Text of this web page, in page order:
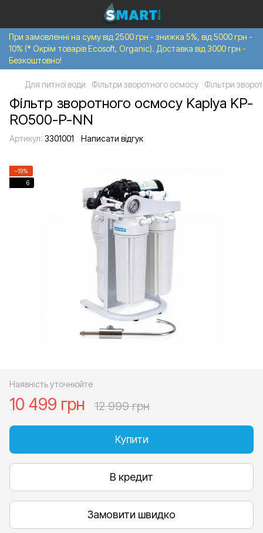
При замовленні на суму від 2500 грн - знижка 5%, від 5000 грн -
10% (* Окрім товарів Ecosoft, Organic). Доставка від 3000 грн -
Безкоштовно!
Для питної води Фільтри зворотного осмосу Фільтри
Фільтр зворотного осмосу Kaplya KP-
RO500-P-NN
Артикул: 3301001 Написати відгук
−19%
6
Наявність уточнюйте
10 499 грн 12 999 грн
Купити
В кредит
Замовити швидко